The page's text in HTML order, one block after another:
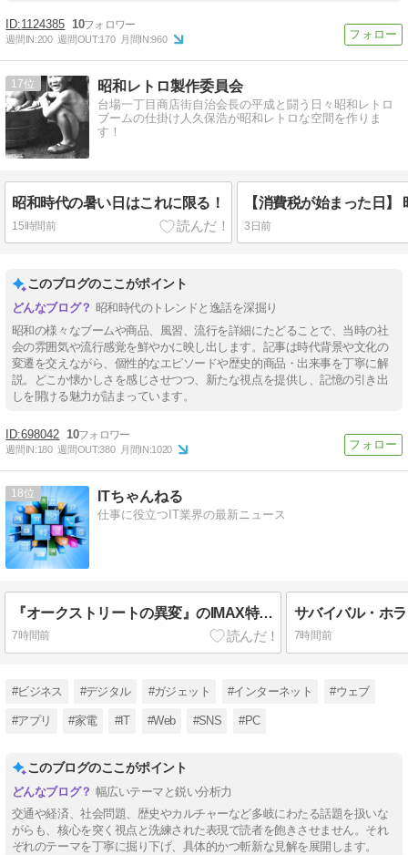
1124385 10
週間IN:200 週間OUT:170 月間IN:960
17 昭和レトロ製作委員会
台場一丁目商店街自治会長の平成と闘う日々昭和レトロ
ブームの仕掛け人久保浩が昭和レトロな空間を作りま
す！
昭和時代の暑い日はこれに限る！
15時間前 3日前
このブログのここがポイント
昭和時代のトレンドと逸話を深掘り
昭和の様々なブームや商品、風習、流行を詳細にたどることで、当時の社
会の雰囲気や流行感覚を鮮やかに映し出します。記事は時代背景や文化の
変遷を交えながら、個性的なエピソードや歴史的商品・出来事を丁寧に解
説。どこか懐かしさを感じさせつつ、新たな視点を提供し、記憶の引き出
しを開ける魅力が詰まっています。
698042 10
週間IN:180 週間OUT:380 月間IN:1020
18 ITちゃんねる
仕事に役立つIT業界の最新ニュース
『オークストリートの異変』のIMAX特別予告映像と入場者特典情報、新場面写真7点が公開
7時間前 7時間前
#ビジネス #デジタル #ガジェット #インターネット #ウェブ
#アプリ #家電 #IT #Web #SNS #PC
このブログのここがポイント
幅広いテーマと鋭い分析力
交通や経済、社会問題、歴史やカルチャーなど多岐にわたる話題を扱いな
がらも、核心を突く視点と洗練された表現で読者を飽きさせません。それ
ぞれのテーマを丁寧に掘り下げ、具体的かつ斬新な見解を展開します。